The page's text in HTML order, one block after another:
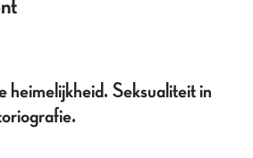
heimelijkheid. Seksualiteit in